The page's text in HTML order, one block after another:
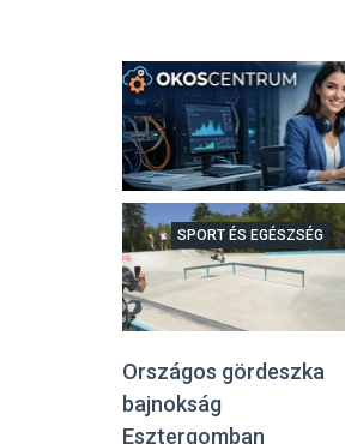
Országos gördeszka
bajnokság
Esztergomban
SPORT ÉS EGÉSZSÉG